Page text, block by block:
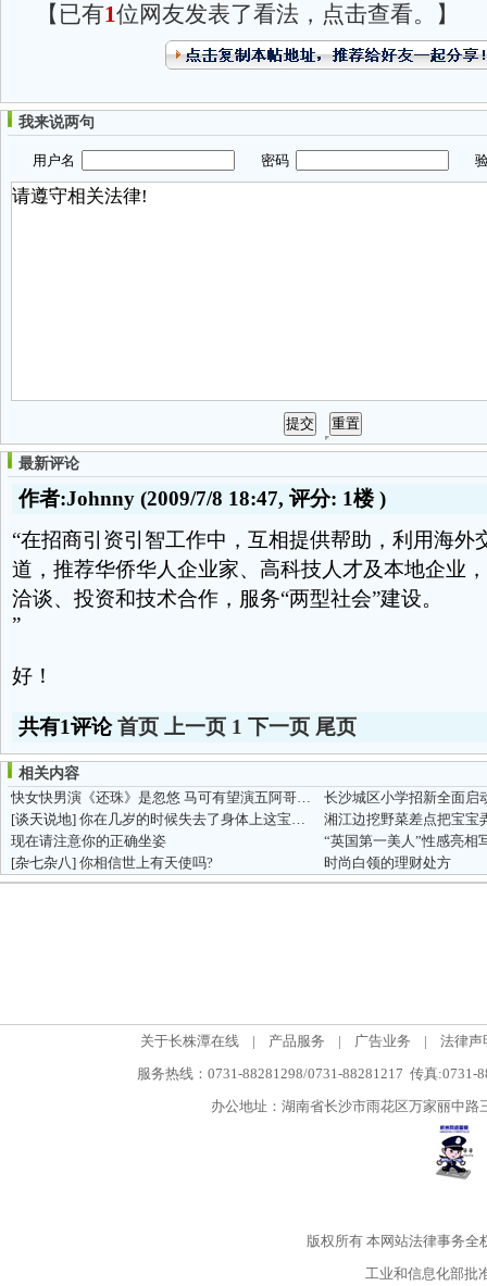
【已有1位网友发表了看法，点击查看。】
我来说两句
用户名 密码 验
最新评论
作者:Johnny (2009/7/8 18:47, 评分: 1楼)
“在招商引资引智工作中，互相提供帮助，利用海外
道，推荐华侨华人企业家、高科技人才及本地企业
洽谈、投资和技术合作，服务“两型社会”建设。
”
好！
共有1评论首页 上一页 1 下一页 尾页
相关内容
快女快男演《还珠》是忽悠 马可有望演五阿哥？！
长沙城区小学招新全面启
[谈天说地] 你在几岁的时候失去了身体上这宝贵的东西…三思后入！！
湘江边挖野菜差点把宝宝
现在请注意你的正确坐姿
“英国第一美人”性感亮相
[杂七杂八] 你相信世上有天使吗? 时尚白领的理财处方
关于长株潭在线 | 产品服务 | 广告业务 |
法律声
服务热线：0731-88281298/0731-88281217 传真:0731-
办公地址：湖南省长沙市雨花区万家丽中
版权所有本网站法律事务全
工业和信息化部批